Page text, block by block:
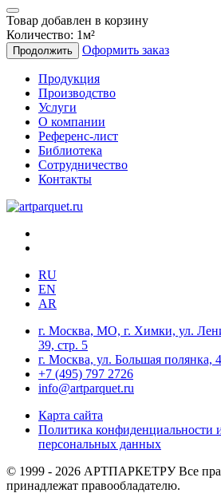
Товар добавлен в корзину
Количество: 1м²
Продолжить Оформить заказ
Продукция
Производство
Услуги
О компании
Референс-лист
Библиотека
Сотрудничество
Контакты
RU
EN
AR
г. Москва, МО, г. Химки, ул.
39, стр. 5
г. Москва, ул. Большая полянка,
+7 (495) 797 2726
info@artparquet.ru
Карта сайта
Политика конфиденциальности
персональных данных
© 1999 - 2026 АРТПАРКЕТРУ Все
принадлежат правообладателю.